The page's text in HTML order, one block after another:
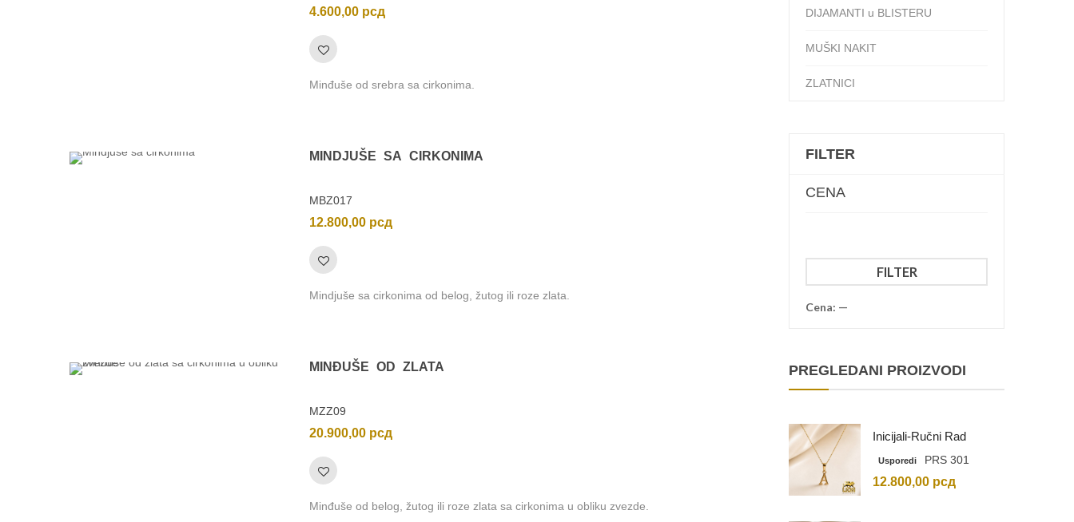
4.600,00 рсд
Minđuše od srebra sa cirkonima.
MINDJUŠE SA CIRKONIMA
MBZ017
12.800,00 рсд
Mindjuše sa cirkonima od belog, žutog ili roze zlata.
MINĐUŠE OD ZLATA
MZZ09
20.900,00 рсд
Minđuše od belog, žutog ili roze zlata sa cirkonima u obliku zvezde.
DIJAMANTI u BLISTERU
MUŠKI NAKIT
ZLATNICI
FILTER
CENA
cena
cena
FILTER
Cena: —
PREGLEDANI PROIZVODI
Inicijali-Ručni Rad
Usporedi PRS 301
12.800,00 рсд